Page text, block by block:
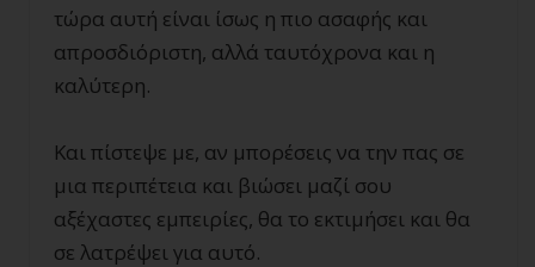
τώρα αυτή είναι ίσως η πιο ασαφής και
απροσδιόριστη, αλλά ταυτόχρονα και η
καλύτερη.
Και πίστεψε με, αν μπορέσεις να την πας σε
μια περιπέτεια και βιώσει μαζί σου
αξέχαστες εμπειρίες, θα το εκτιμήσει και θα
σε λατρέψει για αυτό.